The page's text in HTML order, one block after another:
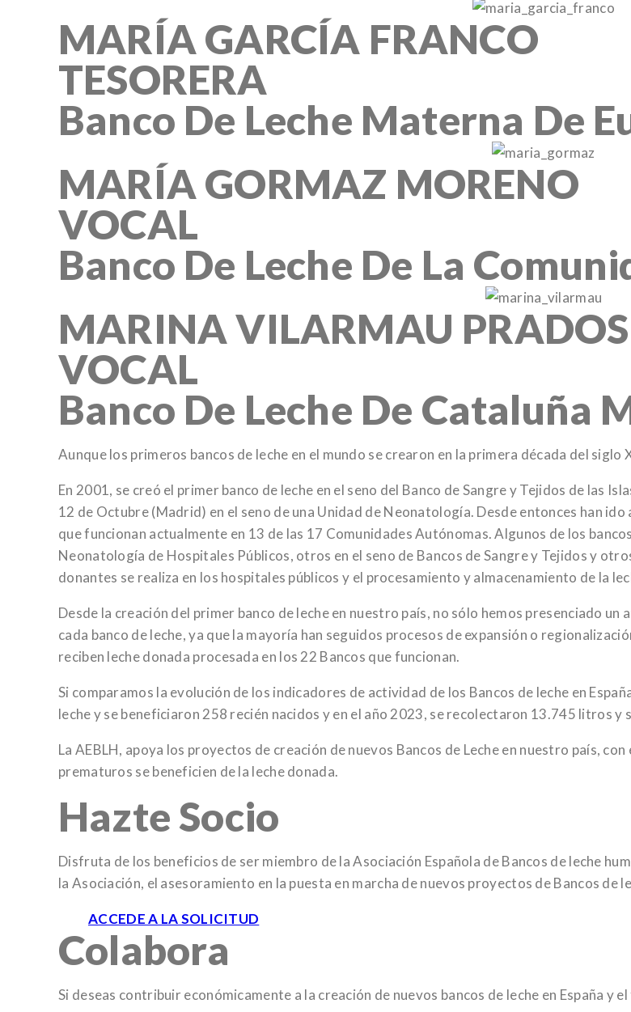
MARÍA GARCÍA FRANCO
TESORERA
Banco De Leche Materna De
MARÍA GORMAZ MORENO
VOCAL
Banco De Leche De La
MARINA VILARMAU PRADOS
VOCAL
Banco De Leche De Cataluña
Aunque los primeros bancos de leche en el mundo se crearon en la primera década del siglo
En 2001, se creó el primer banco de leche en el seno del Banco de Sangre y Tejidos de las
12 de Octubre (Madrid) en el seno de una Unidad de Neonatología. Desde entonces han
que funcionan actualmente en 13 de las 17 Comunidades Autónomas. Algunos de los
Neonatología de Hospitales Públicos, otros en el seno de Bancos de Sangre y Tejidos y
donantes se realiza en los hospitales públicos y el procesamiento y almacenamiento de la
Desde la creación del primer banco de leche en nuestro país, no sólo hemos presenciado
cada banco de leche, ya que la mayoría han seguidos procesos de expansión o
reciben leche donada procesada en los 22 Bancos que funcionan.
Si comparamos la evolución de los indicadores de actividad de los Bancos de leche en
leche y se beneficiaron 258 recién nacidos y en el año 2023, se recolectaron 13.745 litros y
La AEBLH, apoya los proyectos de creación de nuevos Bancos de Leche en nuestro país,
prematuros se beneficien de la leche donada.
Hazte Socio
Disfruta de los beneficios de ser miembro de la Asociación Española de Bancos de leche
la Asociación, el asesoramiento en la puesta en marcha de nuevos proyectos de Bancos de
ACCEDE A LA SOLICITUD
Colabora
Si deseas contribuir económicamente a la creación de nuevos bancos de leche en España y